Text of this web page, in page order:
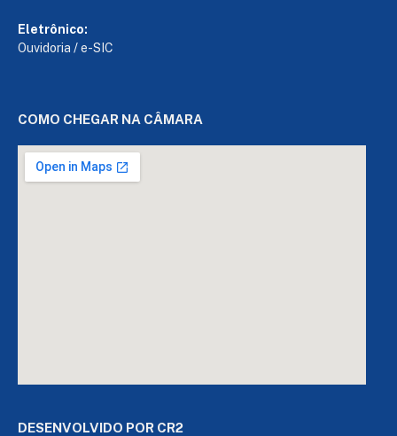
Eletrônico:
Ouvidoria /e-SIC
COMO CHEGAR NA CÂMARA
DESENVOLVIDO POR CR2